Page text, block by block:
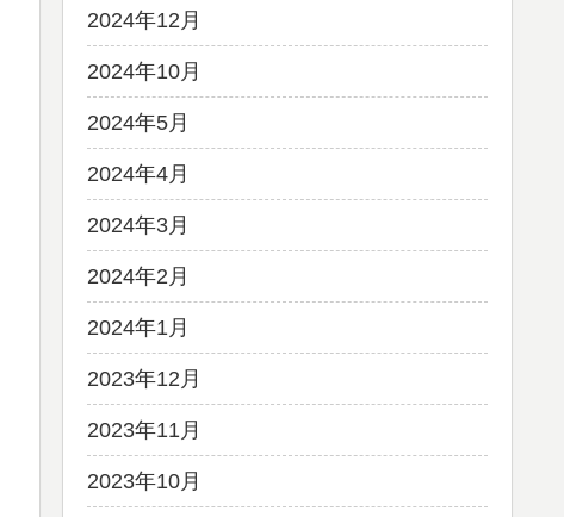
2024年12月
2024年10月
2024年5月
2024年4月
2024年3月
2024年2月
2024年1月
2023年12月
2023年11月
2023年10月